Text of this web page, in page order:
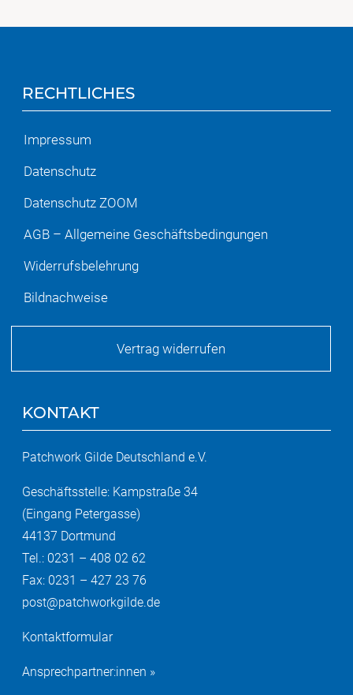
RECHTLICHES
Impressum
Datenschutz
Datenschutz ZOOM
AGB – Allgemeine Geschäftsbedingungen
Widerrufsbelehrung
Bildnachweise
Vertrag widerrufen
KONTAKT
Patchwork Gilde Deutschland e.V.
Geschäftsstelle: Kampstraße 34
(Eingang Petergasse)
44137 Dortmund
Tel.: 0231 – 408 02 62
Fax: 0231 – 427 23 76
post@patchworkgilde.de
Kontaktformular
Ansprechpartner:innen »